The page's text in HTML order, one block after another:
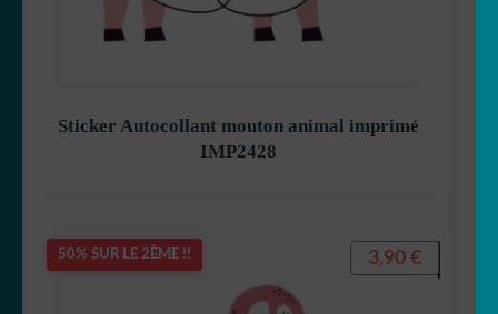
Sticker Autocollant mouton animal imprimé
IMP2428
50% SUR LE 2ÈME !! 3,90 €